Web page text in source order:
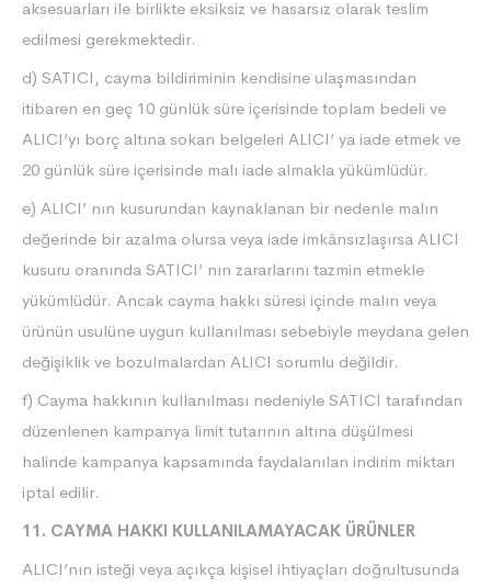
aksesuarları ile birlikte eksiksiz ve hasarsız olarak teslim
edilmesi gerekmektedir.
d) SATICI, cayma bildiriminin kendisine ulaşmasından
itibaren en geç 10 günlük süre içerisinde toplam bedeli ve
ALICI’yı borç altına sokan belgeleri ALICI’ ya iade etmek ve
20 günlük süre içerisinde malı iade almakla yükümlüdür.
e) ALICI’ nın kusurundan kaynaklanan bir nedenle malın
değerinde bir azalma olursa veya iade imkânsızlaşırsa ALICI
kusuru oranında SATICI’ nın zararlarını tazmin etmekle
yükümlüdür. Ancak cayma hakkı süresi içinde malın veya
ürünün usulüne uygun kullanılması sebebiyle meydana gelen
değişiklik ve bozulmalardan ALICI sorumlu değildir.
f) Cayma hakkının kullanılması nedeniyle SATICI tarafından
düzenlenen kampanya limit tutarının altına düşülmesi
halinde kampanya kapsamında faydalanılan indirim miktarı
iptal edilir.
11. CAYMA HAKKI KULLANILAMAYACAK ÜRÜNLER
ALICI’nın isteği veya açıkça kişisel ihtiyaçları doğrultusunda